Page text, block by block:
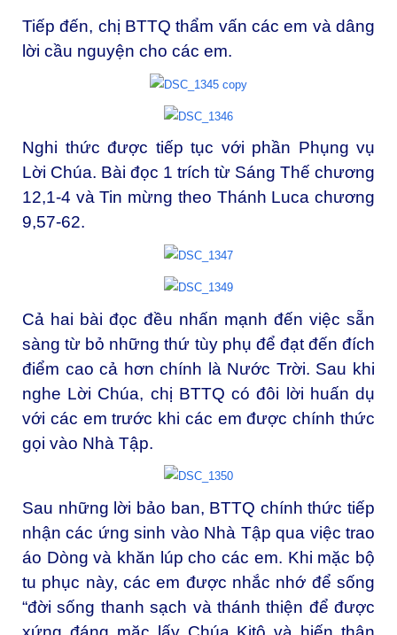
Tiếp đến, chị BTTQ thẩm vấn các em và dâng
lời cầu nguyện cho các em.
Nghi thức được tiếp tục với phần Phụng vụ
Lời Chúa. Bài đọc 1 trích từ Sáng Thế chương
12,1-4 và Tin mừng theo Thánh Luca chương
9,57-62.
Cả hai bài đọc đều nhấn mạnh đến việc sẵn
sàng từ bỏ những thứ tùy phụ để đạt đến đích
điểm cao cả hơn chính là Nước Trời. Sau khi
nghe Lời Chúa, chị BTTQ có đôi lời huấn dụ
với các em trước khi các em được chính thức
gọi vào Nhà Tập.
Sau những lời bảo ban, BTTQ chính thức tiếp
nhận các ứng sinh vào Nhà Tập qua việc trao
áo Dòng và khăn lúp cho các em. Khi mặc bộ
tu phục này, các em được nhắc nhớ để sống
“đời sống thanh sạch và thánh thiện để được